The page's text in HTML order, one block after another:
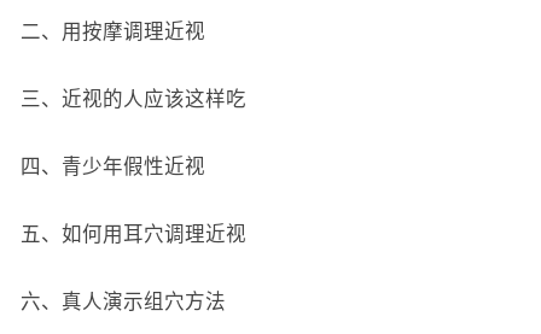
二、用按摩调理近视
三、近视的人应该这样吃
四、青少年假性近视
五、如何用耳穴调理近视
六、真人演示组穴方法